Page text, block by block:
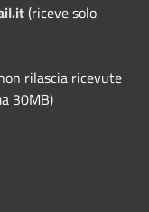
(riceve solo
rilascia ricevute
30MB)